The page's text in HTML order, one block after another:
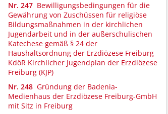
Nr. 247 Bewilligungsbedingungen für die
Gewährung von Zuschüssen für religiöse
Bildungsmaßnahmen in der kirchlichen
Jugendarbeit und in der außerschulischen
Katechese gemäß § 24 der
Haushaltsordnung der Erzdiözese Freiburg
KdöR Kirchlicher Jugendplan der Erzdiözese
Freiburg (KJP)
Nr. 248 Gründung der Badenia-
Medienhaus der Erzdiözese Freiburg-GmbH
mit Sitz in Freiburg